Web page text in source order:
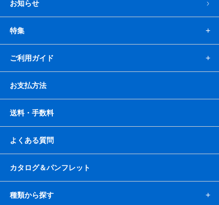
お知らせ
特集
ご利用ガイド
お支払方法
送料・手数料
よくある質問
カタログ＆パンフレット
種類から探す